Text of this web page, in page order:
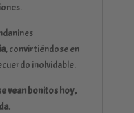
, convirtiéndose en
inolvidable.
vean bonitos hoy,